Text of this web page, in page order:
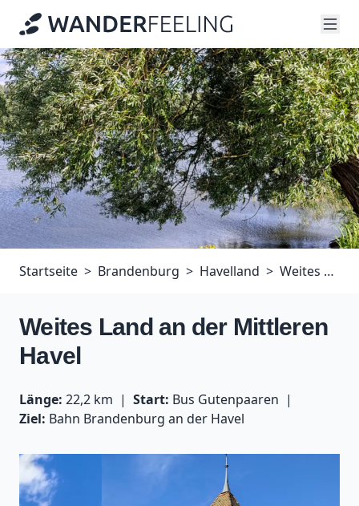
Startseite Brandenburg Havelland Weites Land an der Mittleren Havel
Weites Land an der Mittleren
Havel
Länge: 22,2 km Start: Bus Gutenpaaren
Ziel: Bahn Brandenburg an der Havel